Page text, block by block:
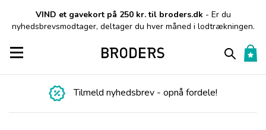
VIND et gavekort på 250 kr. til broders.dk - Er du
nyhedsbrevsmodtager, deltager du hver måned i lodtrækningen.
Toggle navigation
Tilmeld nyhedsbrev - opnå fordele!